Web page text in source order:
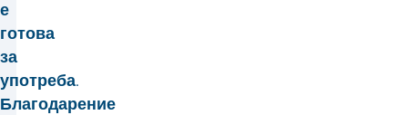
е
готова
за
употреба.
Благодарение